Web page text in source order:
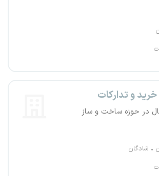
و تدارکات
در حوزه ساخت و ساز
شادگان